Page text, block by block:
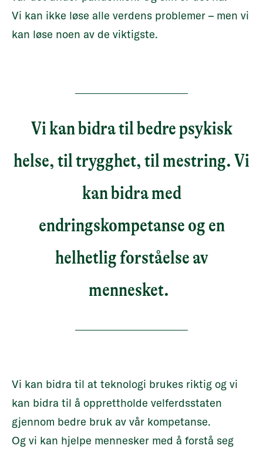
Vi kan ikke løse alle verdens problemer – men vi
kan løse noen av de viktigste.
Vi kan bidra til bedre psykisk
helse, til trygghet, til mestring. Vi
kan bidra med
endringskompetanse og en
helhetlig forståelse av
mennesket.
Vi kan bidra til at teknologi brukes riktig og vi
kan bidra til å opprettholde velferdsstaten
gjennom bedre bruk av vår kompetanse.
Og vi kan hjelpe mennesker med å forstå seg